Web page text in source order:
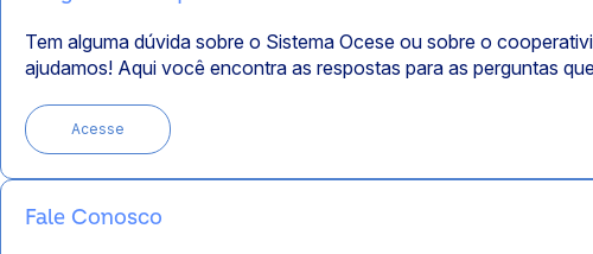
Tem alguma dúvida sobre o Sistema Ocese ou sobre o
ajudamos! Aqui você encontra as respostas para as perguntas
Acesse
Fale Conosco